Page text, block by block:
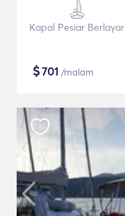
Kapal Pesiar Berlayar
$701 /malam